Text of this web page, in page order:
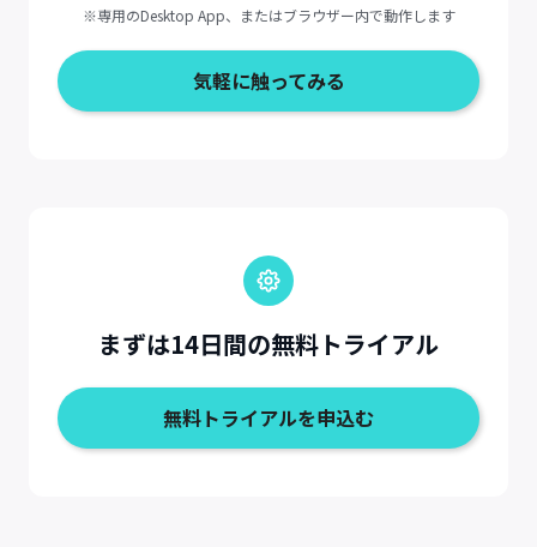
※専用のDesktop App、またはブラウザー内で動作します
気軽に触ってみる
まずは14日間の無料トライアル
無料トライアルを申込む